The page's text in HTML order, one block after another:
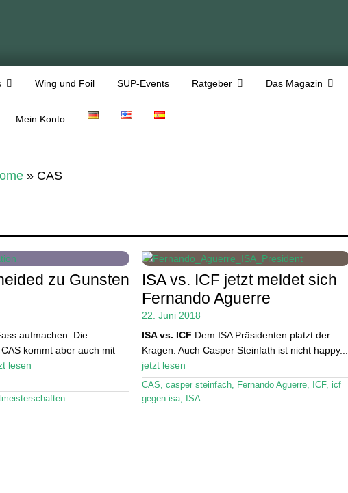
Wing und Foil SUP-Events Ratgeber Das Magazin
Mein Konto
» CAS
zu Gunsten
aufmachen. Die
kommt aber auch mit
lesen
ISA vs. ICF jetzt meldet sich
Fernando Aguerre
22. Juni 2018
ISA vs. ICF Dem ISA Präsidenten platzt der
Kragen. Auch Casper Steinfath ist nicht happy...
jetzt lesen
CAS, casper steinfach, Fernando Aguerre, ICF, icf
gegen isa, ISA